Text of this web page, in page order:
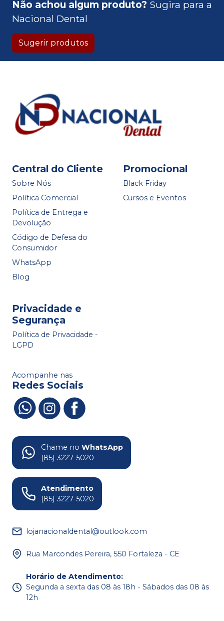
Não achou algum produto? Sugira para a
Nacional Dental
Sugerir produtos
Central do Cliente
Sobre Nós
Política Comercial
Política de Entrega e
Devolução
Código de Defesa do
Consumidor
WhatsApp
Blog
Promocional
Black Friday
Cursos e Eventos
Privacidade e
Segurança
Política de Privacidade -
LGPD
Acompanhe nas
Redes Sociais
Chame no WhatsApp
(85) 3227-5020
Atendimento
(85) 3227-5020
lojanacionaldental@outlook.com
Rua Marcondes Pereira, 550 Fortaleza - CE
Horário de Atendimento:
Segunda a sexta das 08 às 18h - Sábados das 08 às
12h